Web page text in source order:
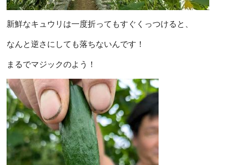
新鮮なキュウリは一度折ってもすぐくっつけると、
なんと逆さにしても落ちないんです！
まるでマジックのよう！